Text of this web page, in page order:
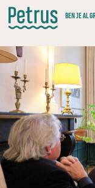
Doorgaan
naar
hoofdinhoud
BEN JE AL